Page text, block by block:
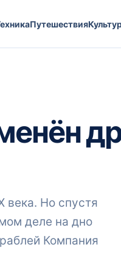
Путешествия
века. Но спустя
деле на дно
Компания